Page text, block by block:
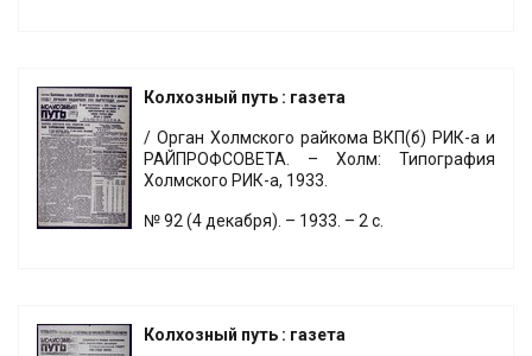
Колхозный путь : газета
/ Орган Холмского райкома ВКП(б) РИК-а и
РАЙПРОФСОВЕТА. – Холм: Типография
Холмского РИК-а, 1933.
№ 92 (4 декабря). – 1933. – 2 с.
Колхозный путь : газета